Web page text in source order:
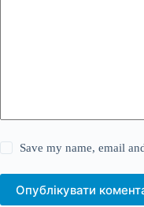
Save my name, email
Опублікувати